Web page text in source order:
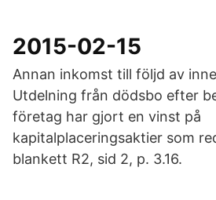
2015-02-15
Annan inkomst till följd av
Utdelning från dödsbo efter
företag har gjort en vinst på
kapitalplaceringsaktier som
blankett R2, sid 2, p. 3.16.